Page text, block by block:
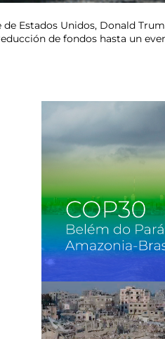
Estados Unidos, Donald
de fondos hasta un